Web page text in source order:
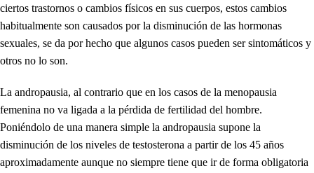
ciertos trastornos o cambios físicos en sus cuerpos, estos cambios
habitualmente son causados por la disminución de las hormonas
sexuales, se da por hecho que algunos casos pueden ser sintomáticos y
otros no lo son.
La andropausia, al contrario que en los casos de la menopausia
femenina no va ligada a la pérdida de fertilidad del hombre.
Poniéndolo de una manera simple la andropausia supone la
disminución de los niveles de testosterona a partir de los 45 años
aproximadamente aunque no siempre tiene que ir de forma obligatoria